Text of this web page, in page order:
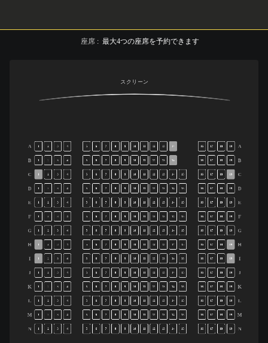
座席 : 最大4つの座席を予約できます
スクリーン
A
B
C
D
E
F
G
H
I
J
K
L
M
N
A
B
C
D
E
F
G
H
I
J
K
L
M
N
1 2 3 4 5 6 7 8 9 10 11 12 13 14 16 17 18 19
1 2 3 4 5 6 7 8 9 10 11 12 13 14 16 17 18 19
1 2 3 4 5 6 7 8 9 10 11 12 13 14 15 16 17 18 19
1 2 3 4 5 6 7 8 9 10 11 12 13 14 15 16 17 18 19
2 3 4 5 6 7 8 9 10 12 13 14 15 16 17 18 19
1 2 3 4 5 6 7 8 9 10 11 12 13 14 15 16 17 18 19
2 3 4 5 6 7 8 9 10 12 13 14 15 16 17 18 19
1 2 3 4 5 6 7 8 9 10 11 12 13 14 15 16 17 18 19
2 3 5 6 7 9 10 11 12 13 14 15 16 17 18
1 2 3 4 5 6 7 8 9 10 11 12 13 14 15 16 17 18 19
1 2 3 4 5 6 7 8 9 10 11 12 13 14 15 16 17 18 19
1 2 3 4 5 6 7 8 9 10 11 12 13 14 15 16 17 18 19
1 2 3 4 5 6 7 8 9 10 11 12 13 14 15 16 17 18 19
1 2 3 4 5 6 7 8 9 10 12 13 14 15 16 17 18 19